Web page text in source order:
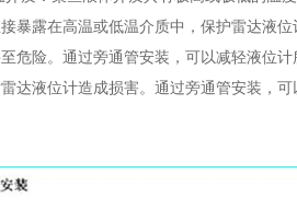
暴露在高温或低温介质中，保护雷达液位
危险。通过旁通管安装，可以减轻液位
达液位计造成损害。通过旁通管安装，